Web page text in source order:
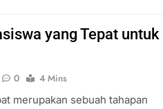
yang Tepat untuk
0
4 Mins
merupakan sebuah tahapan